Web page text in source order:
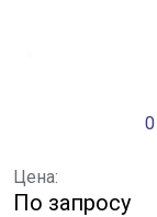
0
Цена:
По запросу